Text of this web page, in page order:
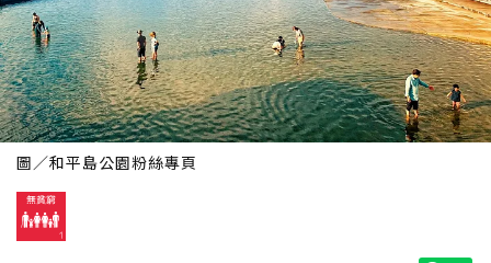
圖／和平島公園粉絲專頁